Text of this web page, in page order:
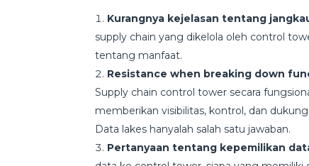
Kurangnya kejelasan tentang
supply chain yang dikelola oleh control
tentang manfaat.
Resistance when breaking down
Supply chain control tower secara
memberikan visibilitas, kontrol, dan
Data lakes hanyalah salah satu jawaban.
Pertanyaan tentang kepemilikan